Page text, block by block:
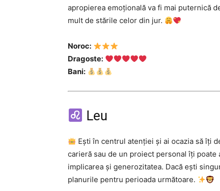
apropierea emoțională va fi mai puternică
mult de stările celor din jur.
Noroc:
Dragoste:
Bani:
Leu
Ești în centrul atenției și ai ocazia să îți
carieră sau de un proiect personal îți
implicarea și generozitatea. Dacă ești
planurile pentru perioada următoare.